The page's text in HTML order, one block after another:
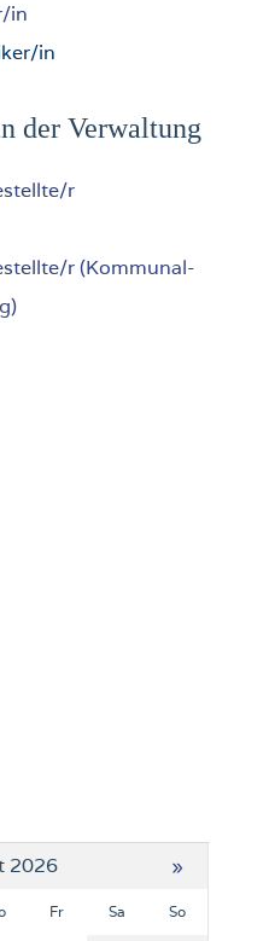
in
in
der Verwaltung
r
r (Kommunal-
2026 »
Fr Sa So